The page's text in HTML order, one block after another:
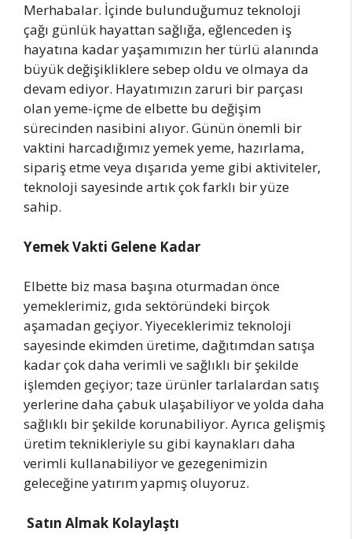
Merhabalar. İçinde bulunduğumuz teknoloji
çağı günlük hayattan sağlığa, eğlenceden iş
hayatına kadar yaşamımızın her türlü alanında
büyük değişikliklere sebep oldu ve olmaya da
devam ediyor. Hayatımızın zaruri bir parçası
olan yeme-içme de elbette bu değişim
sürecinden nasibini alıyor. Günün önemli bir
vaktini harcadığımız yemek yeme, hazırlama,
sipariş etme veya dışarıda yeme gibi aktiviteler,
teknoloji sayesinde artık çok farklı bir yüze
sahip.
Yemek Vakti Gelene Kadar
Elbette biz masa başına oturmadan önce
yemeklerimiz, gıda sektöründeki birçok
aşamadan geçiyor. Yiyeceklerimiz teknoloji
sayesinde ekimden üretime, dağıtımdan satışa
kadar çok daha verimli ve sağlıklı bir şekilde
işlemden geçiyor; taze ürünler tarlalardan satış
yerlerine daha çabuk ulaşabiliyor ve yolda daha
sağlıklı bir şekilde korunabiliyor. Ayrıca gelişmiş
üretim teknikleriyle su gibi kaynakları daha
verimli kullanabiliyor ve gezegenimizin
geleceğine yatırım yapmış oluyoruz.
Satın Almak Kolaylaştı